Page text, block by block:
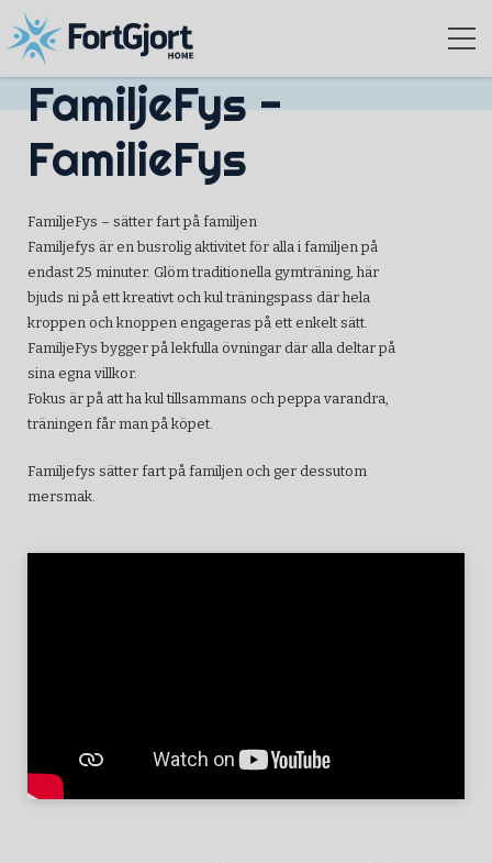
FamiljeFys -
FamilieFys
FamiljeFys – sätter fart på familjen
Familjefys är en busrolig aktivitet för alla i familjen på
endast 25 minuter. Glöm traditionella gymträning, här
bjuds ni på ett kreativt och kul träningspass där hela
kroppen och knoppen engageras på ett enkelt sätt.
FamiljeFys bygger på lekfulla övningar där alla deltar på
sina egna villkor.
Fokus är på att ha kul tillsammans och peppa varandra,
träningen får man på köpet.
Familjefys sätter fart på familjen och ger dessutom
mersmak.